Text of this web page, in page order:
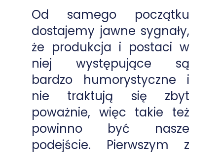
Od samego początku
dostajemy jawne sygnały,
że produkcja i postaci w
niej występujące są
bardzo humorystyczne i
nie traktują się zbyt
poważnie, więc takie też
powinno być nasze
podejście. Pierwszym z